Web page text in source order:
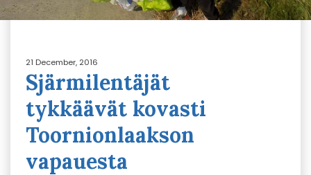
21 December, 2016
Sjärmilentäjät
tykkäävät kovasti
Toornionlaakson
vapauesta